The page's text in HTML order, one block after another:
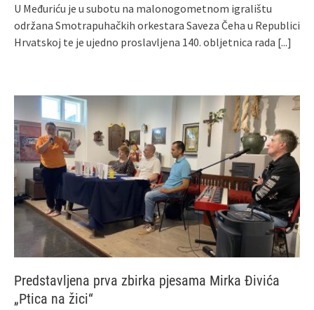
U Međuriću je u subotu na malonogometnom igralištu
održana Smotrapuhačkih orkestara Saveza Čeha u Republici
Hrvatskoj te je ujedno proslavljena 140. obljetnica rada [...]
Predstavljena prva zbirka pjesama Mirka Đivića
„Ptica na žici“